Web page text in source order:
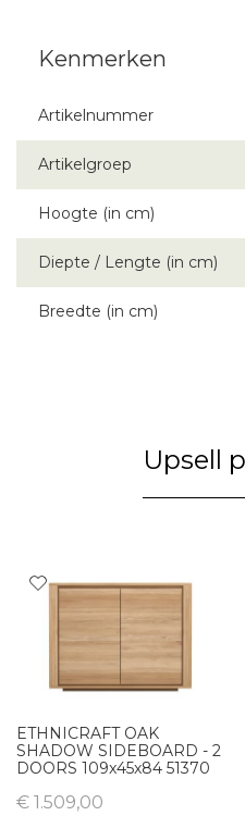
Artikelnummer
Artikelgroep
Hoogte (in cm)
Diepte / Lengte (in cm)
Breedte (in cm)
Upsell
ETHNICRAFT OAK
SHADOW SIDEBOARD - 2
DOORS 109x45x84 51370
€ 1.509,00